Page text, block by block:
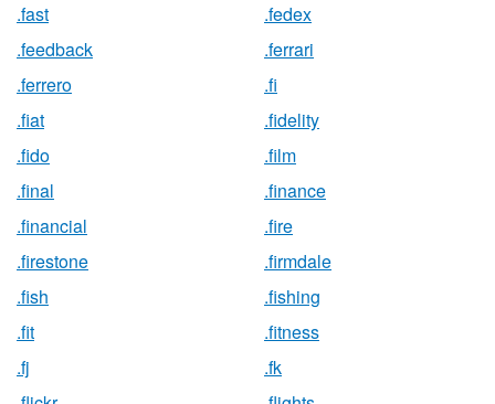
.fast
.fedex
.feedback
.ferrari
.ferrero
.fi
.fiat
.fidelity
.fido
.film
.final
.finance
.financial
.fire
.firestone
.firmdale
.fish
.fishing
.fit
.fitness
.fj
.fk